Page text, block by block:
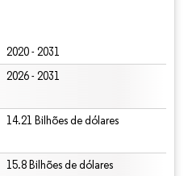
2020 - 2031
2026 - 2031
14.21 Bilhões de dólares
15.8 Bilhões de dólares